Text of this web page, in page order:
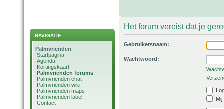
NAVIGATIE
Palmvrienden
Startpagina
Agenda
Kortingskaart
Palmvrienden forums
Palmvrienden chat
Palmvrienden wiki
Palmvrienden maps
Palmvrienden label
Contact
Het forum vereist dat je
Gebruikersnaam:
Wachtwoord: